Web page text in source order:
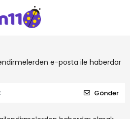
e-posta ile haberdar
Gönder